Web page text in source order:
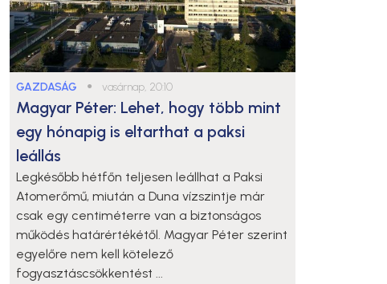
GAZDASÁG ● vasárnap, 20:10
Magyar Péter: Lehet, hogy több mint
egy hónapig is eltarthat a paksi
leállás
Legkésőbb hétfőn teljesen leállhat a Paksi
Atomerőmű, miután a Duna vízszintje már
csak egy centiméterre van a biztonságos
működés határértékétől. Magyar Péter szerint
egyelőre nem kell kötelező
fogyasztáscsökkentést ...